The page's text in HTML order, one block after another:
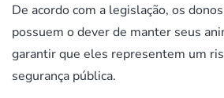
De acordo com a legislação, os
possuem o dever de manter seus
garantir que eles representem um
segurança pública.